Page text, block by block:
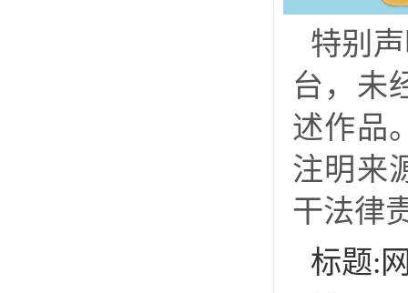
特别
台，未
述作品
注明来
干法律
标题: